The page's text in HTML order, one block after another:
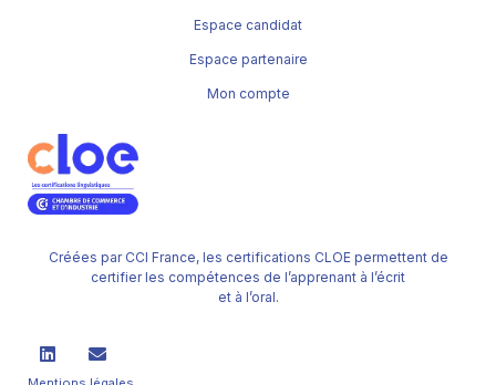
Créées par CCI France, les certifications CLOE permettent de
certifier les compétences de l’apprenant à l’écrit
et à l’oral.
Espace candidat
Espace partenaire
Mon compte